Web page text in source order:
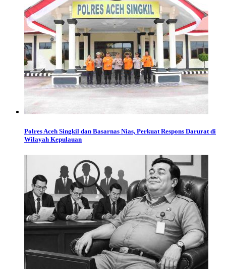
Polres Aceh Singkil dan Basarnas Nias, Perkuat Respons Darurat di
Wilayah Kepulauan